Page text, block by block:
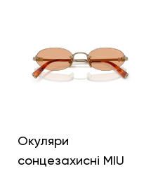
Окуляри
сонцезахисні MIU